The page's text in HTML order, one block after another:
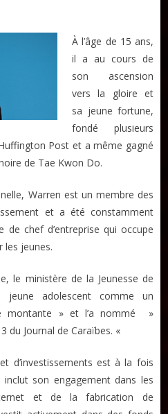
À l’âge de 15 ans,
il a au cours de
son ascension
vers la gloire et
sa jeune fortune,
fondé plusieurs
Post et a même gagné
de Tae Kwon Do.
Warren est un membre des
et a été constamment
chef d’entreprise qui occupe
les jeunes.
le ministère de la Jeunesse de
adolescent comme un
montante » et l’a nommé »
du Journal de Caraïbes. «
d’investissements est à la fois
son engagement dans les
et de la fabrication de